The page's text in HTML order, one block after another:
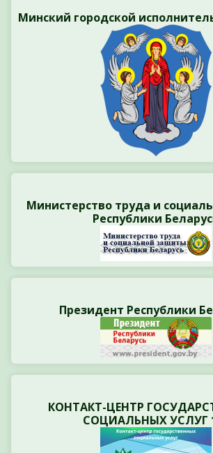
Минский городской
Министерство труда и
Республики
Президент Республики
КОНТАКТ-ЦЕНТР
СОЦИАЛЬНЫХ УСЛУГ